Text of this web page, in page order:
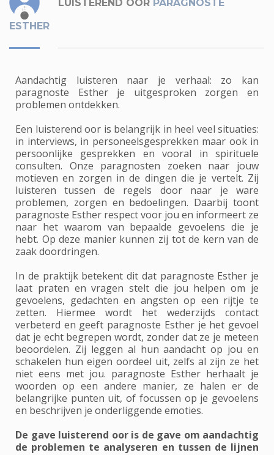
LUISTEREND OOR PARAGNOSTE
ESTHER
Aandachtig luisteren naar je verhaal: zo kan
paragnoste Esther je uitgesproken zorgen en
problemen ontdekken.
Een luisterend oor is belangrijk in heel veel situaties:
in interviews, in personeelsgesprekken maar ook in
persoonlijke gesprekken en vooral in spirituele
consulten. Onze paragnosten zoeken naar jouw
motieven en zorgen in de dingen die je vertelt. Zij
luisteren tussen de regels door naar je ware
problemen, zorgen en bedoelingen. Daarbij toont
paragnoste Esther respect voor jou en informeert ze
naar het waarom van bepaalde gevoelens die je
hebt. Op deze manier kunnen zij tot de kern van de
zaak doordringen.
In de praktijk betekent dit dat paragnoste Esther je
laat praten en vragen stelt die jou helpen om je
gevoelens, gedachten en angsten op een rijtje te
zetten. Hiermee wordt het wederzijds contact
verbeterd en geeft paragnoste Esther je het gevoel
dat je echt begrepen wordt, zonder dat ze je meteen
beoordelen. Zij leggen al hun aandacht op jou en
schakelen hun eigen oordeel uit, zelfs al zijn ze het
niet eens met jou. paragnoste Esther herhaalt je
woorden op een andere manier, ze halen er de
belangrijke punten uit, of focussen op je gevoelens
en beschrijven je onderliggende emoties.
De gave luisterend oor is de gave om aandachtig
de problemen te analyseren en tussen de lijnen